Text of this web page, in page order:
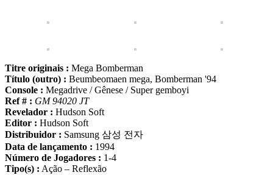
Titre originais : Mega Bomberman
Título (outro) : Beumbeomaen mega, Bomberman '94
Console : Megadrive / Gênese / Super gemboyi
Ref # : GM 94020 JT
Revelador : Hudson Soft
Editor : Hudson Soft
Distribuidor : Samsung 삼성 전자
Data de lançamento : 1994
Número de Jogadores : 1-4
Tipo(s) : Ação – Reflexão